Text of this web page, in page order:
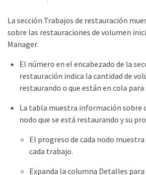
La sección Trabajos de restauración
sobre las restauraciones de volumen
Manager.
El número en el encabezado de la
restauración indica la cantidad de
restaurando o que están en cola
La tabla muestra información sobre
nodo que se está restaurando y su
El progreso de cada nodo
cada trabajo.
Expanda la columna Detalles